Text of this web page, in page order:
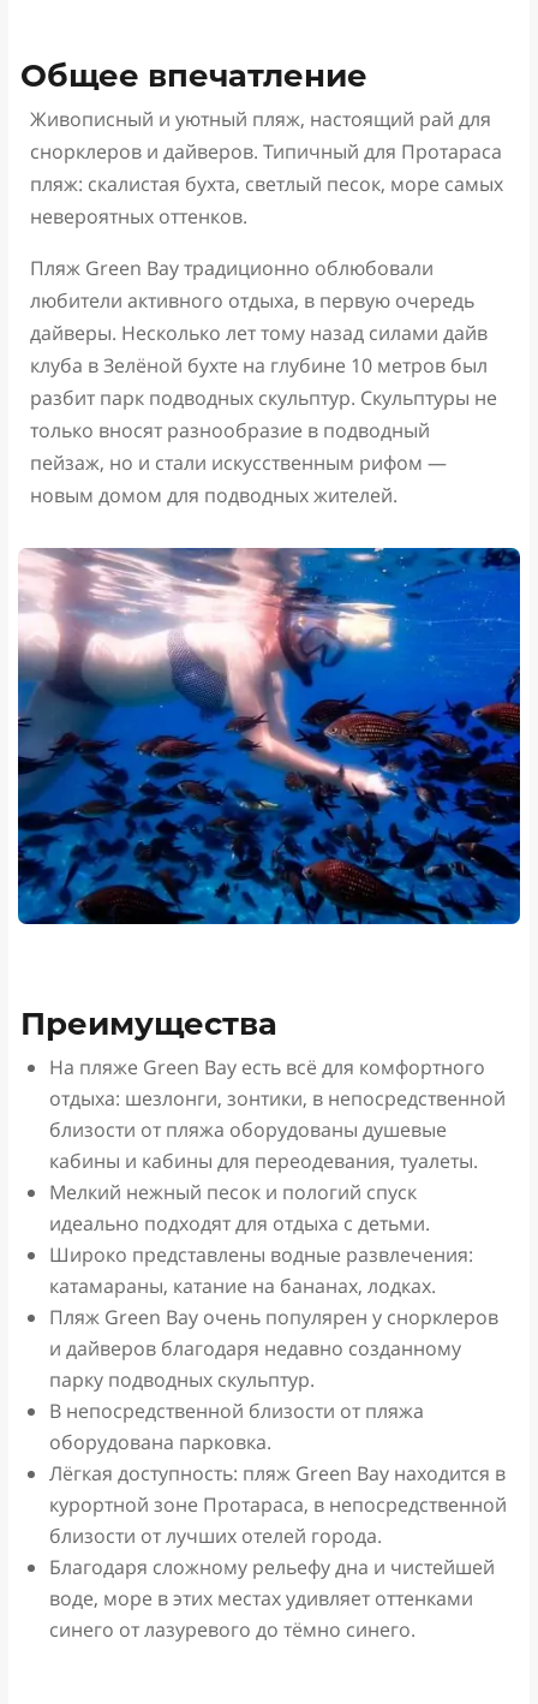
Общее впечатление
Живописный и уютный пляж, настоящий рай для
снорклеров и дайверов. Типичный для Протараса
пляж: скалистая бухта, светлый песок, море самых
невероятных оттенков.
Пляж Green Bay традиционно облюбовали
любители активного отдыха, в первую очередь
дайверы. Несколько лет тому назад силами дайв
клуба в Зелёной бухте на глубине 10 метров был
разбит парк подводных скульптур. Скульптуры не
только вносят разнообразие в подводный
пейзаж, но и стали искусственным рифом —
новым домом для подводных жителей.
Преимущества
На пляже Green Bay есть всё для комфортного
отдыха: шезлонги, зонтики, в непосредственной
близости от пляжа оборудованы душевые
кабины и кабины для переодевания, туалеты.
Мелкий нежный песок и пологий спуск
идеально подходят для отдыха с детьми.
Широко представлены водные развлечения:
катамараны, катание на бананах, лодках.
Пляж Green Bay очень популярен у снорклеров
и дайверов благодаря недавно созданному
парку подводных скульптур.
В непосредственной близости от пляжа
оборудована парковка.
Лёгкая доступность: пляж Green Bay находится в
курортной зоне Протараса, в непосредственной
близости от лучших отелей города.
Благодаря сложному рельефу дна и чистейшей
воде, море в этих местах удивляет оттенками
синего от лазуревого до тёмно синего.